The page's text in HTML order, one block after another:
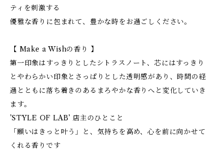
ティを刺激する
優雅な香りに包まれて、豊かな時をお過ごしください。
【 Make a Wishの香り 】
第一印象はすっきりとしたシトラスノート、芯にはすっきり
とやわらかい印象とさっぱりとした透明感があり、時間の経
過とともに落ち着きのあるまろやかな香りへと変化していき
ます。
’STYLE OF LAB’ 店主のひとこと
「願いはきっと叶う」と、気持ちを高め、心を前に向かせて
くれる香りです